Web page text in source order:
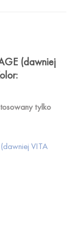
(dawniej
tylko
VITA